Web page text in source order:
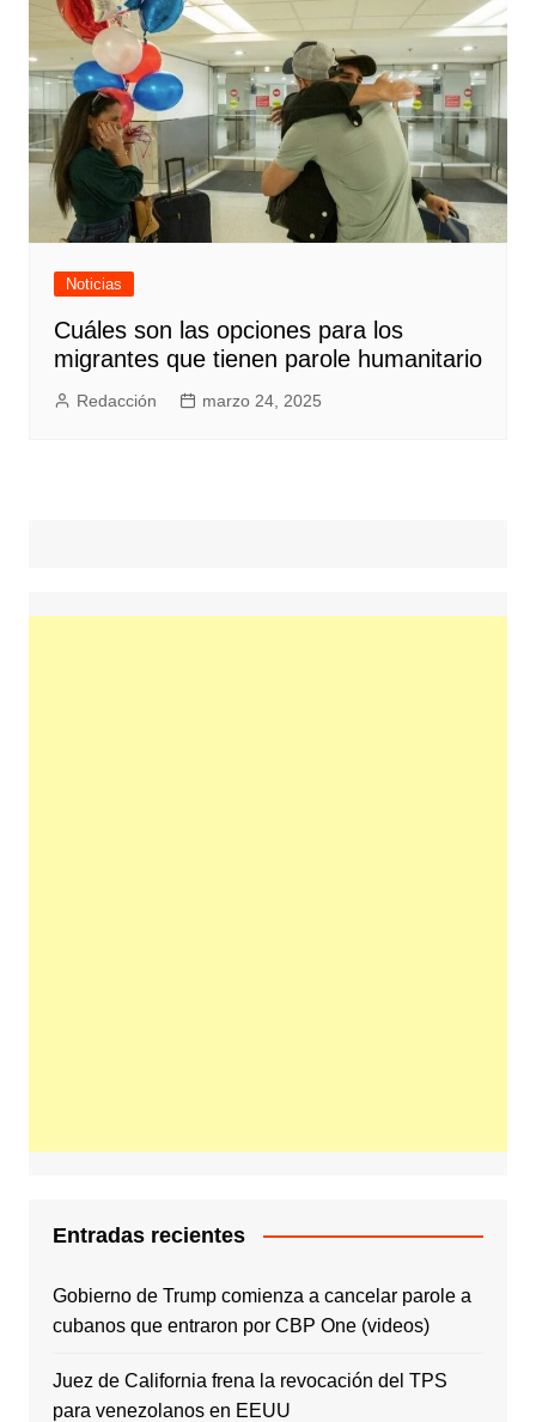
Noticias
Cuáles son las opciones para los
migrantes que tienen parole humanitario
Redacción marzo 24, 2025
Entradas recientes
Gobierno de Trump comienza a cancelar parole a
cubanos que entraron por CBP One (videos)
Juez de California frena la revocación del TPS
para venezolanos en EEUU